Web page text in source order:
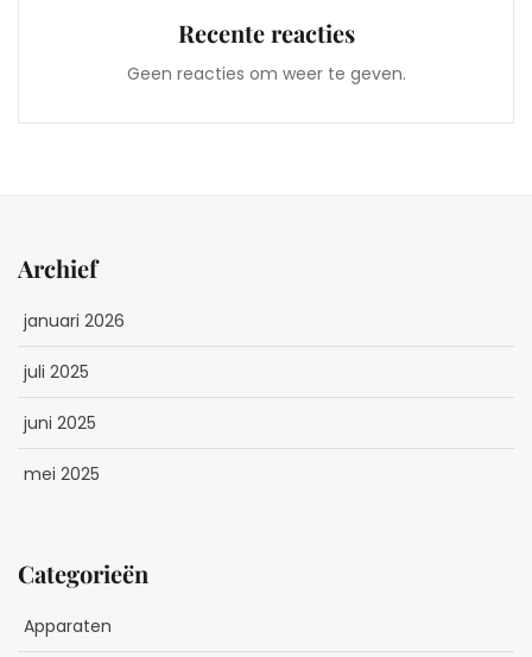
Recente reacties
Geen reacties om weer te geven.
Archief
januari 2026
juli 2025
juni 2025
mei 2025
Categorieën
Apparaten